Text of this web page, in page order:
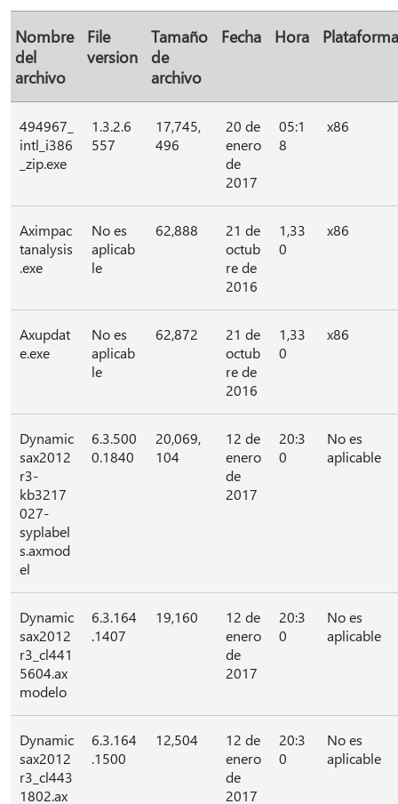
Nombre
del
archivo
File
version
Tamaño
de
archivo
Fecha Hora Plataforma
494967_
intl_i386
_zip.exe
1.3.2.6
557
17,745,
496
20 de
enero
de
2017
05:1
8
x86
Aximpac
tanalysis
.exe
No es
aplicab
le
62,888
21 de
octub
re de
2016
1,33
0
x86
Axupdat
e.exe
No es
aplicab
le
62,872
21 de
octub
re de
2016
1,33
0
x86
Dynamic
sax2012
r3-
kb3217
027-
syplabel
s.axmod
el
6.3.500
0.1840
20,069,
104
12 de
enero
de
2017
20:3
0
No es
aplicable
Dynamic
sax2012
r3_cl441
5604.ax
modelo
6.3.164
.1407
19,160
12 de
enero
de
2017
20:3
0
No es
aplicable
Dynamic
sax2012
r3_cl443
1802.ax
6.3.164
.1500
12,504
12 de
enero
de
2017
20:3
0
No es
aplicable